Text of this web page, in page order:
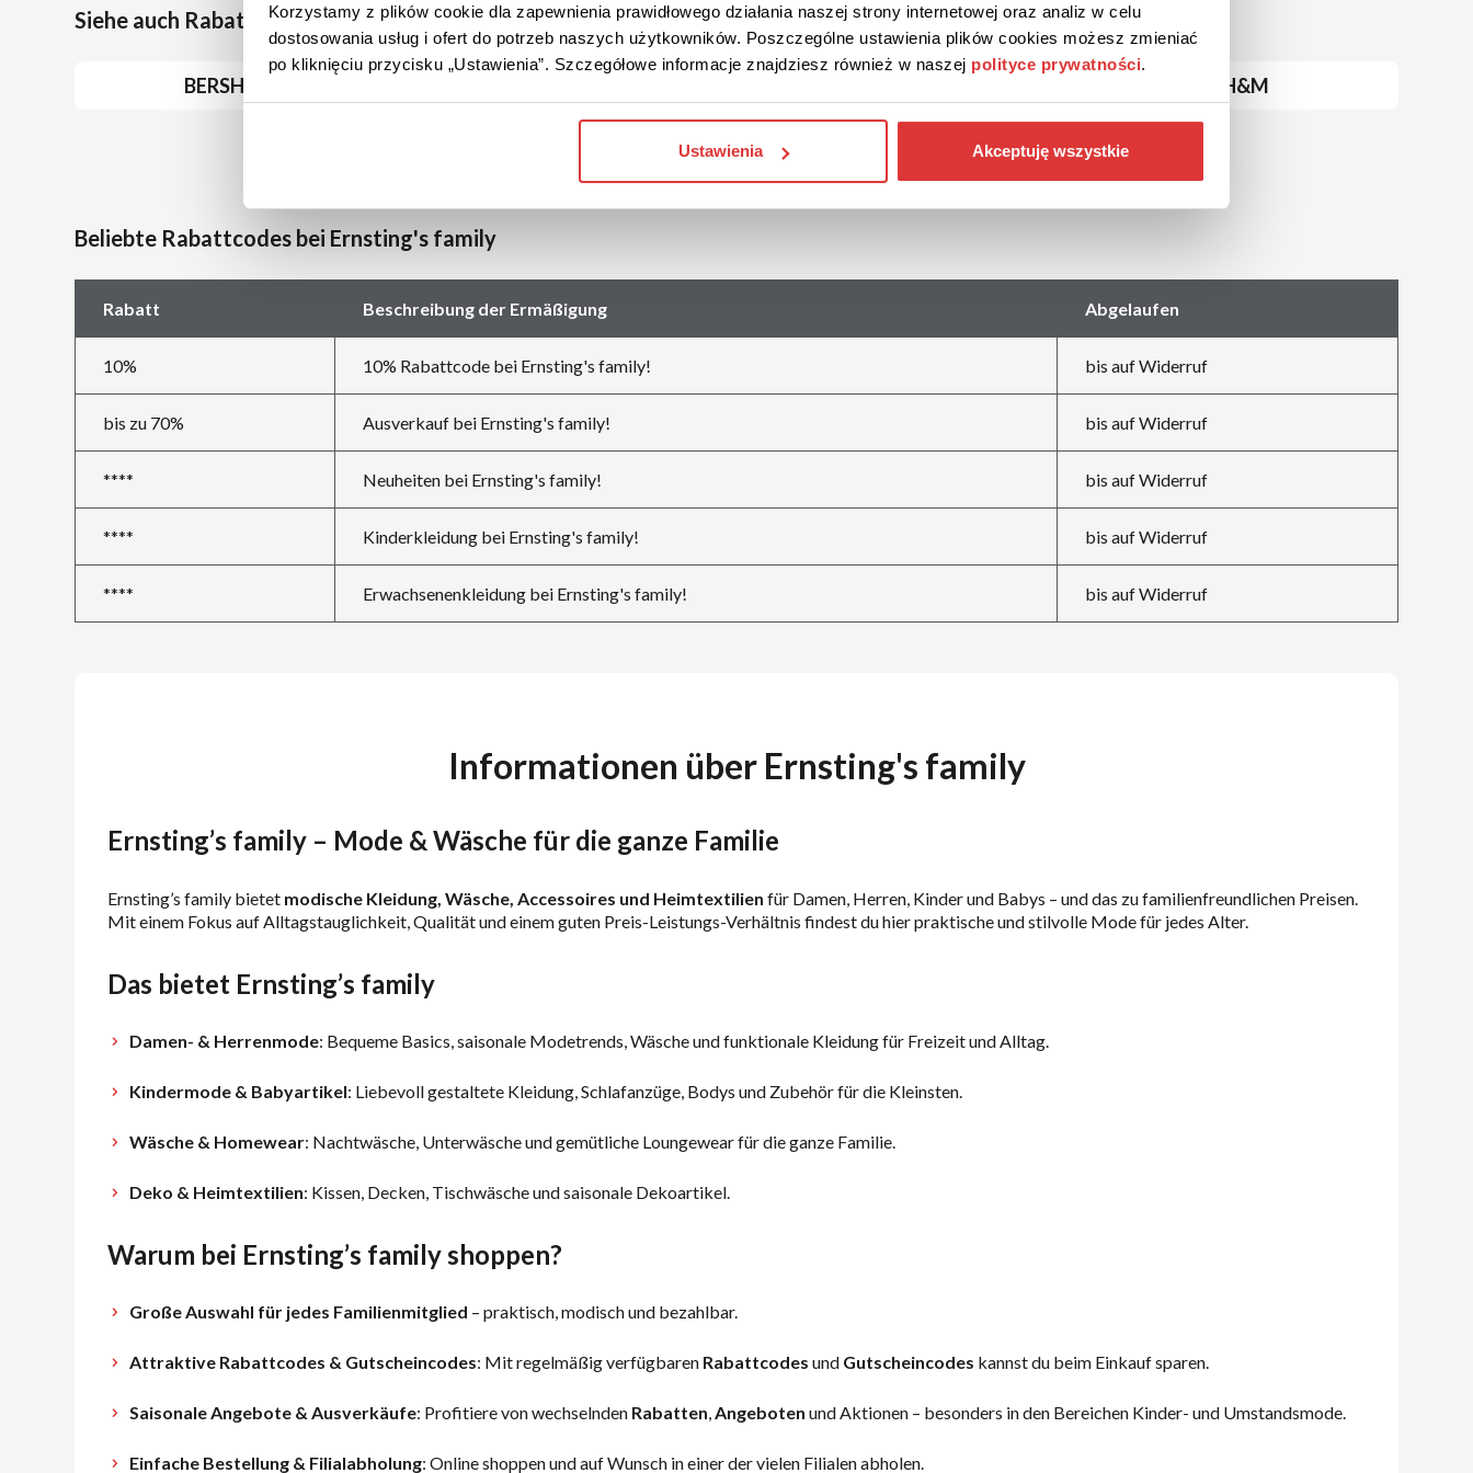
Korzystamy z plików cookie dla zapewnienia prawidłowego działania naszej strony internetowej oraz analiz w celu
dostosowania usług i ofert do potrzeb naszych użytkowników. Poszczególne ustawienia plików cookies możesz zmieniać
po kliknięciu przycisku „Ustawienia”. Szczegółowe informacje znajdziesz również w naszej polityce prywatności.
Ustawienia Akceptuję wszystkie
Siehe auch Rabattcoupons bei ähnlichen Geschäften
BERSHKA H&M
Beliebte Rabattcodes bei Ernsting's family
Rabatt Beschreibung der Ermäßigung Abgelaufen
10% 10% Rabattcode bei Ernsting's family! bis auf Widerruf
bis zu 70% Ausverkauf bei Ernsting's family! bis auf Widerruf
**** Neuheiten bei Ernsting's family! bis auf Widerruf
**** Kinderkleidung bei Ernsting's family! bis auf Widerruf
**** Erwachsenenkleidung bei Ernsting's family! bis auf Widerruf
Informationen über Ernsting's family
Ernsting’s family – Mode & Wäsche für die ganze Familie
Ernsting’s family bietet modische Kleidung, Wäsche, Accessoires und Heimtextilien für Damen, Herren, Kinder und Babys – und das zu familienfreundlichen Preisen.
Mit einem Fokus auf Alltagstauglichkeit, Qualität und einem guten Preis-Leistungs-Verhältnis findest du hier praktische und stilvolle Mode für jedes Alter.
Das bietet Ernsting’s family
Damen- & Herrenmode: Bequeme Basics, saisonale Modetrends, Wäsche und funktionale Kleidung für Freizeit und Alltag.
Kindermode & Babyartikel: Liebevoll gestaltete Kleidung, Schlafanzüge, Bodys und Zubehör für die Kleinsten.
Wäsche & Homewear: Nachtwäsche, Unterwäsche und gemütliche Loungewear für die ganze Familie.
Deko & Heimtextilien: Kissen, Decken, Tischwäsche und saisonale Dekoartikel.
Warum bei Ernsting’s family shoppen?
Große Auswahl für jedes Familienmitglied – praktisch, modisch und bezahlbar.
Attraktive Rabattcodes & Gutscheincodes: Mit regelmäßig verfügbaren Rabattcodes und Gutscheincodes kannst du beim Einkauf sparen.
Saisonale Angebote & Ausverkäufe: Profitiere von wechselnden Rabatten,Angeboten und Aktionen – besonders in den Bereichen Kinder- und Umstandsmode.
Einfache Bestellung & Filialabholung: Online shoppen und auf Wunsch in einer der vielen Filialen abholen.